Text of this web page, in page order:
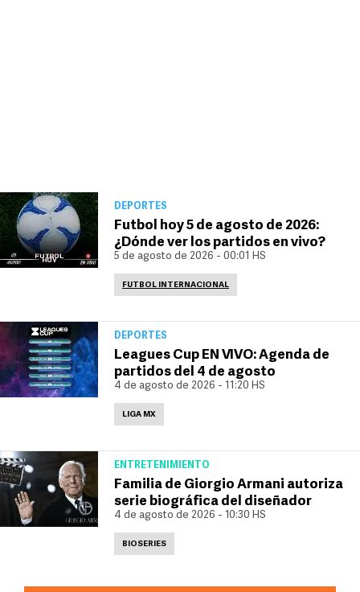
DEPORTES
Futbol hoy 5 de agosto de 2026:
¿Dónde ver los partidos en vivo?
5 de agosto de 2026 - 00:01 HS
FUTBOL INTERNACIONAL
DEPORTES
Leagues Cup EN VIVO: Agenda de
partidos del 4 de agosto
4 de agosto de 2026 - 11:20 HS
LIGA MX
ENTRETENIMIENTO
Familia de Giorgio Armani autoriza
serie biográfica del diseñador
4 de agosto de 2026 - 10:30 HS
BIOSERIES